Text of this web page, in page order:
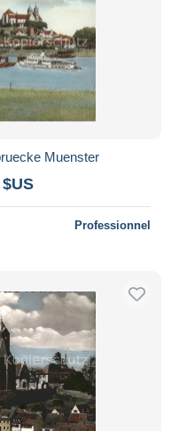
Muenster
Professionnel